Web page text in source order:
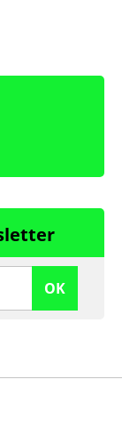
OK